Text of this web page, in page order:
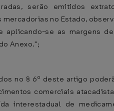
serão emitidos
no Estado,
se as margens
Anexo.";
no § 6º deste artigo
comerciais
interestadual de